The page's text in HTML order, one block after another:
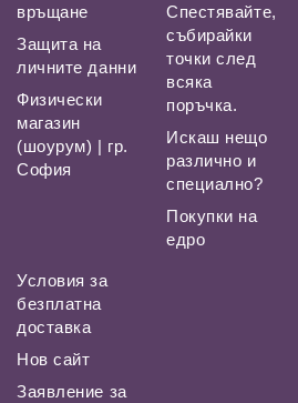
връщане
Защита на
личните данни
Физически
магазин
(шоурум) | гр.
София
Спестявайте,
събирайки
точки след
всяка
поръчка.
Искаш нещо
различно и
специално?
Покупки на
едро
Условия за
безплатна
доставка
Нов сайт
Заявление за